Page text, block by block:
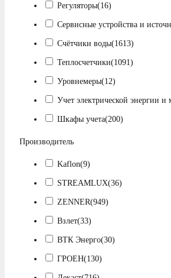
Регуляторы(16)
Сервисные устройства и
Счётчики воды(1613)
Теплосчетчики(1091)
Уровнемеры(12)
Учет электрической энергии
Шкафы учета(200)
Производитель
Kaflon(9)
STREAMLUX(36)
ZENNER(949)
Взлет(33)
ВТК Энерго(30)
ГРОЕН(130)